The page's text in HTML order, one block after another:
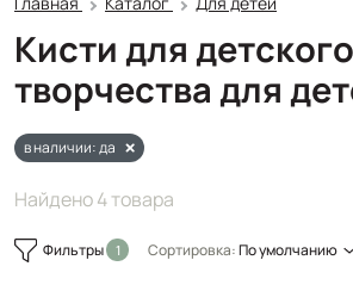
Кисти для детского
творчества для
в наличии: да
Найдено 4 товара
Фильтры Сортировка:По умолчанию